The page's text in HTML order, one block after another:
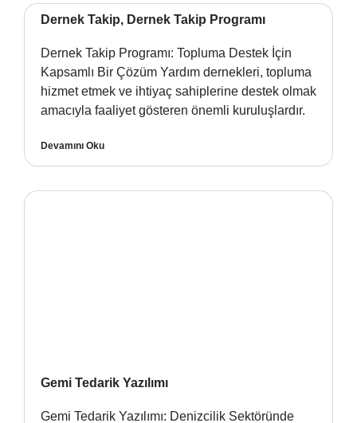
Dernek Takip, Dernek Takip Programı
Dernek Takip Programı: Topluma Destek İçin
Kapsamlı Bir Çözüm Yardım dernekleri, topluma
hizmet etmek ve ihtiyaç sahiplerine destek olmak
amacıyla faaliyet gösteren önemli kuruluşlardır.
Devamını Oku
Gemi Tedarik Yazılımı
Gemi Tedarik Yazılımı: Denizcilik Sektöründe